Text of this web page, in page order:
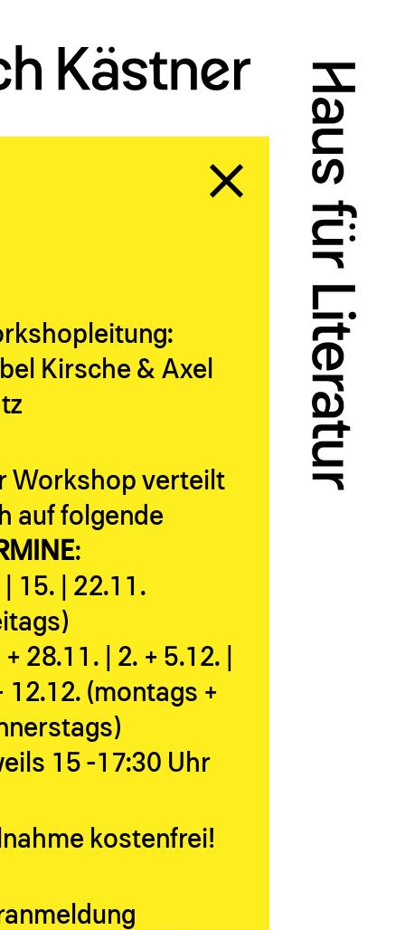
Kirsche & Axel
Workshop verteilt
auf folgende
:
| 15. | 22.11.
28.11. | 2. + 5.12. |
12.12. (montags +
15 -17:30 Uhr
kostenfrei!